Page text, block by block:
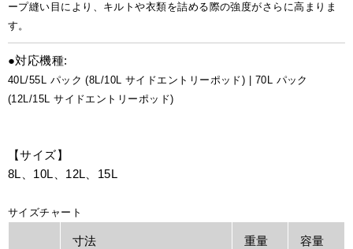
ープ縫い目により、キルトや衣類を詰める際の強度がさらに高まりま
す。
●対応機種:
40L/55L パック (8L/10L サイドエントリーポッド) | 70L パック
(12L/15L サイドエントリーポッド)
【サイズ】
8L、10L、12L、15L
サイズチャート
寸法 重量 容量